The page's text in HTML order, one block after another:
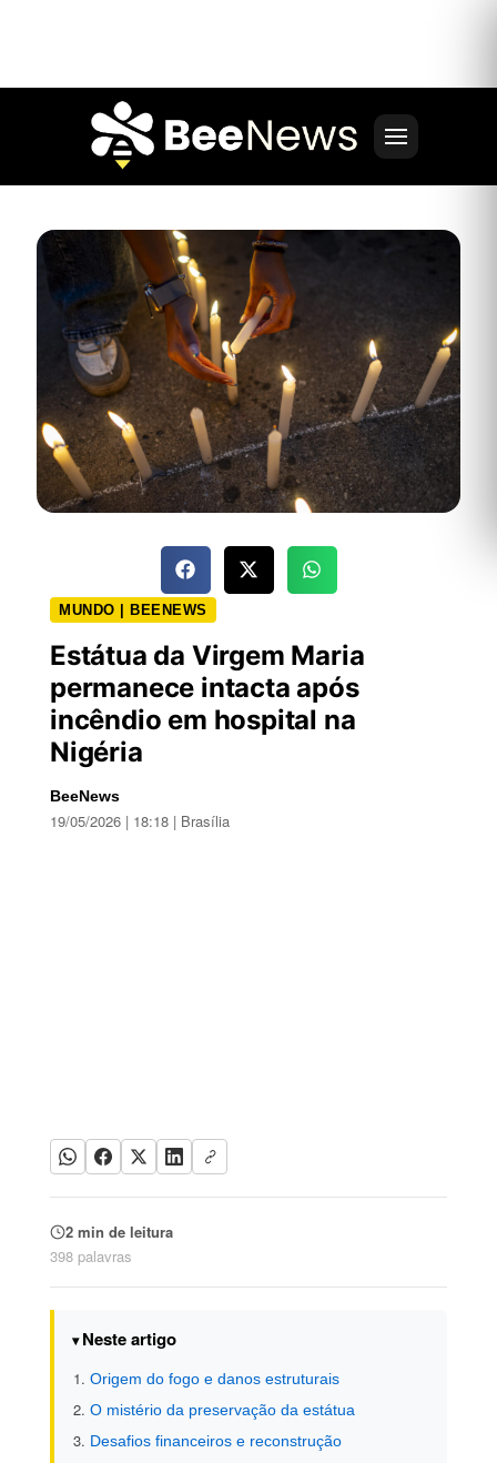
MUNDO | BEENEWS
Estátua da Virgem Maria
permanece intacta após
incêndio em hospital na
Nigéria
BeeNews
19/05/2026 | 18:18 | Brasília
2 min de leitura
398 palavras
Neste artigo
Origem do fogo e danos estruturais
O mistério da preservação da estátua
Desafios financeiros e reconstrução